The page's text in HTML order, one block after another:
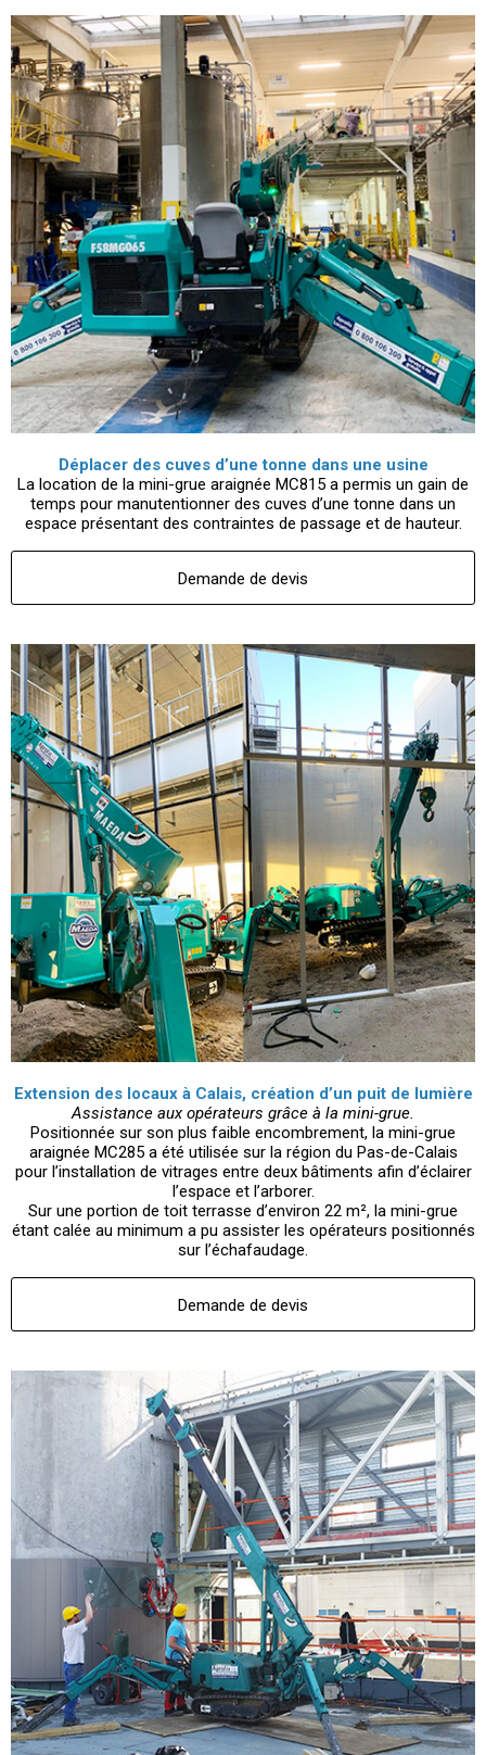
​Déplacer des cuves d’une tonne dans une usine
La location de la mini-grue araignée MC815 a permis un gain de
temps pour manutentionner des cuves d’une tonne dans un
espace présentant des contraintes de passage et de hauteur.
Demande de devis
​Extension des locaux à Calais, création d’un puit de lumière
Assistance aux opérateurs grâce à la mini-grue.
Positionnée sur son plus faible encombrement, la mini-grue
araignée MC285 a été utilisée sur la région du Pas-de-Calais
pour l’installation de vitrages entre deux bâtiments afin d’éclairer
l’espace et l’arborer.
Sur une portion de toit terrasse d’environ 22 m², la mini-grue
étant calée au minimum a pu assister les opérateurs positionnés
sur l’échafaudage.
Demande de devis